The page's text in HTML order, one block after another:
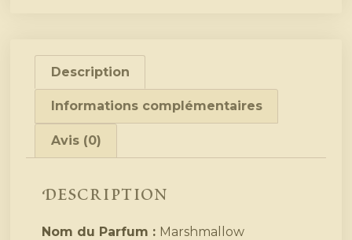
Description
Informations complémentaires
Avis (0)
Description
Nom du Parfum : Marshmallow